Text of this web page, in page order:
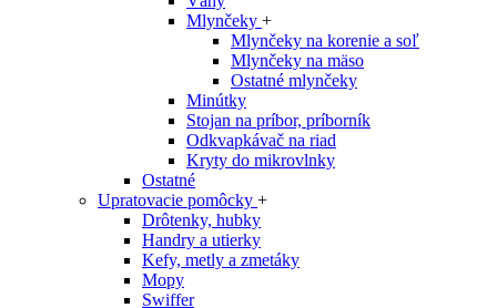
Mlynčeky +
Mlynčeky na korenie a soľ
Mlynčeky na mäso
Ostatné mlynčeky
Minútky
Stojan na príbor, príborník
Odkvapkávač na riad
Kryty do mikrovlnky
Ostatné
Upratovacie pomôcky +
Drôtenky, hubky
Handry a utierky
Kefy, metly a zmetáky
Mopy
Swiffer